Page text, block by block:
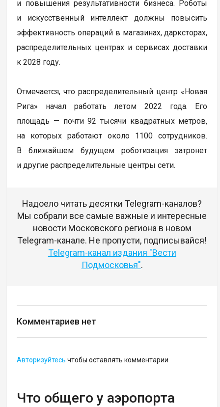
и повышения результативности бизнеса. Роботы
и искусственный интеллект должны повысить
эффективность операций в магазинах, дарксторах,
распределительных центрах и сервисах доставки
к 2028 году.
Отмечается, что распределительный центр «Новая
Рига» начал работать летом 2022 года. Его
площадь — почти 92 тысячи квадратных метров,
на которых работают около 1100 сотрудников.
В ближайшем будущем роботизация затронет
и другие распределительные центры сети.
Надоело читать десятки Telegram-каналов?
Мы собрали все самые важные и интересные
новости Московского региона в новом
Telegram-канале. Не пропусти, подписывайся!
Telegram-канал издания "Вести
Подмосковья".
Комментариев нет
Авторизуйтесь чтобы оставлять комментарии
Что общего у аэропорта